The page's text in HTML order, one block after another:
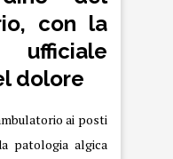
con la
ufficiale
dolore
ai posti
patologia algica